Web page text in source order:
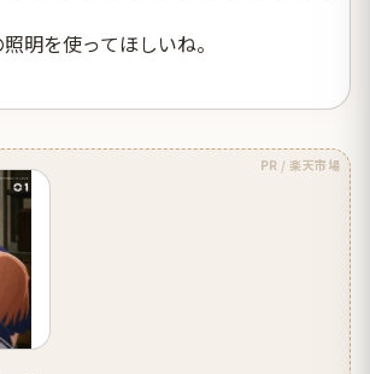
明を使ってほしいね。
PR / 楽天市場